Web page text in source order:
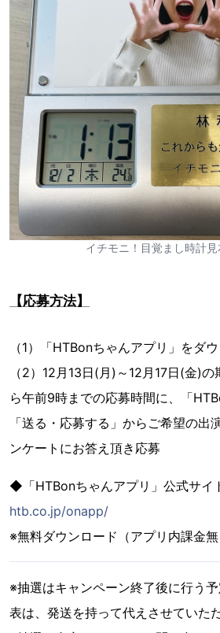
イチモニ！目覚まし時計
【応募方法】
（1）「HTBonちゃんアプリ」をダ
（2）12月13日(月)～12月17日(金)
ら午前9時までの応募時間に、「
「送る・応募する」からご希望の出
ンケートにお答え頂き応募
◆「HTBonちゃんアプリ」公式サ
htb.co.jp/onapp/
※無料ダウンロード（アプリ内課金
※抽選はキャンペーン終了後に行う
表は、発送を持って代えさせていた